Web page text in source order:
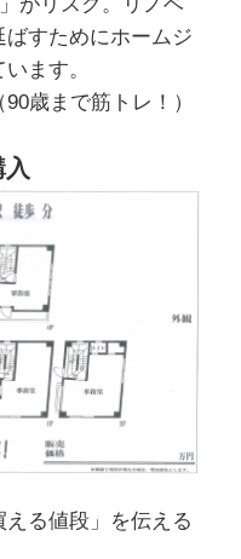
る値段」を伝える
／各階案内